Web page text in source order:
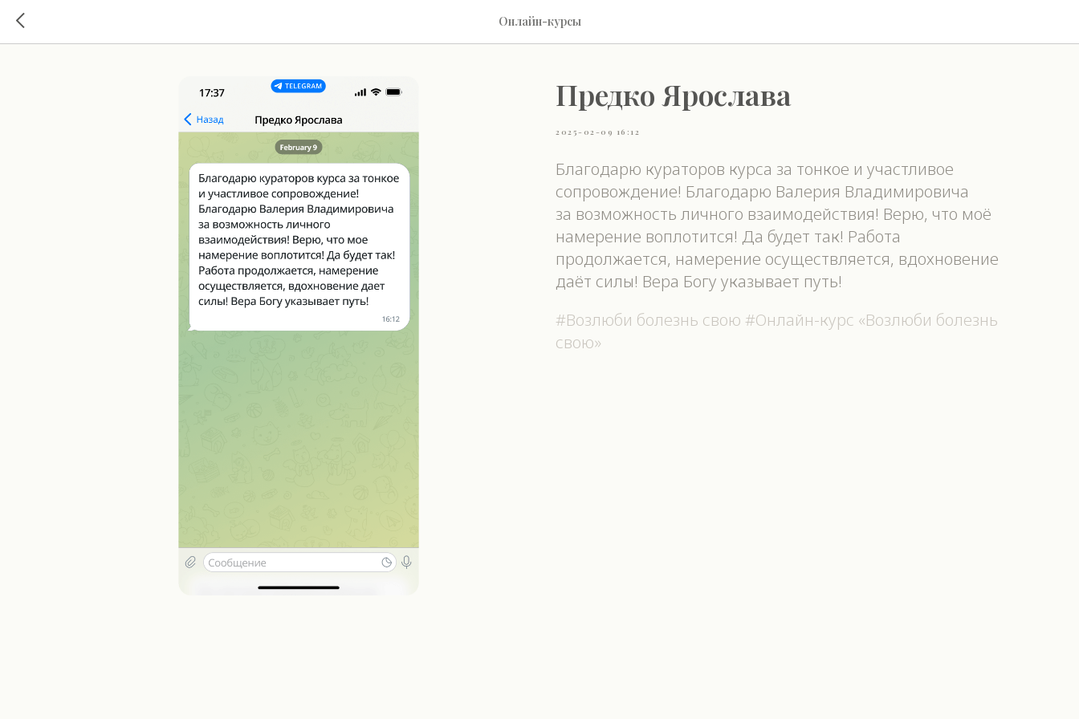
Онлайн-курсы
Предко Ярослава
2025-02-09 16:12
Благодарю кураторов курса за тонкое и участливое
сопровождение! Благодарю Валерия Владимировича
за возможность личного взаимодействия! Верю, что моё
намерение воплотится! Да будет так! Работа
продолжается, намерение осуществляется, вдохновение
даёт силы! Вера Богу указывает путь!
#Возлюби болезнь свою #Онлайн-курс «Возлюби болезнь
свою»